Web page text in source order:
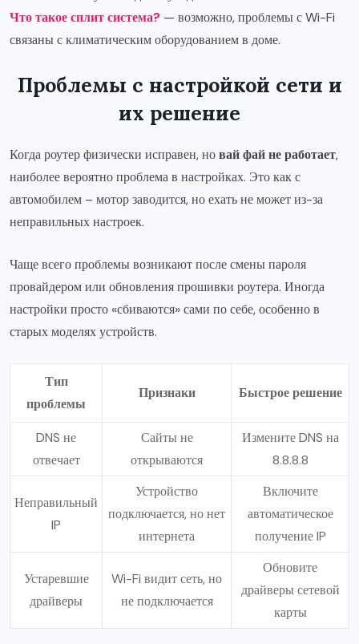
Что такое сплит система? — возможно, проблемы с Wi-Fi
связаны с климатическим оборудованием в доме.
Проблемы с настройкой сети и
их решение
Когда роутер физически исправен, новай фай не работает,
наиболее вероятно проблема в настройках. Это как с
автомобилем – мотор заводится, но ехать не может из-за
неправильных настроек.
Чаще всего проблемы возникают после смены пароля
провайдером или обновления прошивки роутера. Иногда
настройки просто «сбиваются» сами по себе, особенно в
старых моделях устройств.
Тип
проблемы
Признаки Быстрое решение
DNS не
отвечает
Сайты не
открываются
Измените DNS на
8.8.8.8
Неправильный
IP
Устройство
подключается, но нет
интернета
Включите
автоматическое
получение IP
Устаревшие
драйверы
Wi-Fi видит сеть, но
не подключается
Обновите
драйверы сетевой
карты